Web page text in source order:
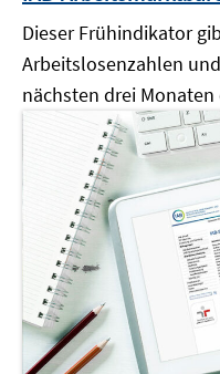
Dieser Frühindikator
Arbeitslosenzahlen
nächsten drei